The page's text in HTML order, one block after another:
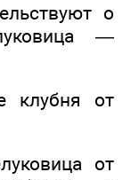
о
—
клубня от
от